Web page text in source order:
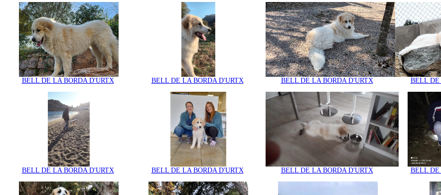
BELL DE LA BORDA D'URTX BELL DE LA BORDA D'URTX BELL DE LA BORDA D'URTX BELL DE
BELL DE LA BORDA D'URTX BELL DE LA BORDA D'URTX BELL DE LA BORDA D'URTX BELL DE